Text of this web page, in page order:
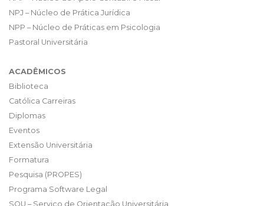
NPJ – Núcleo de Prática Jurídica
NPP – Núcleo de Práticas em Psicologia
Pastoral Universitária
ACADÊMICOS
Biblioteca
Católica Carreiras
Diplomas
Eventos
Extensão Universitária
Formatura
Pesquisa (PROPES)
Programa Software Legal
SOU – Serviço de Orientação Universitária